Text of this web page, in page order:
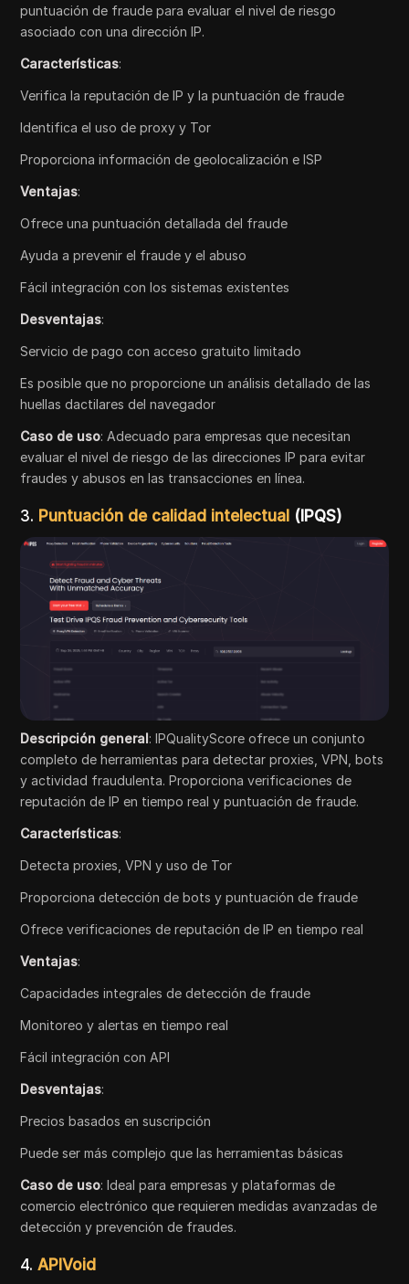
puntuación de fraude para evaluar el nivel de riesgo
asociado con una dirección IP.
Características:
Verifica la reputación de IP y la puntuación de fraude
Identifica el uso de proxy y Tor
Proporciona información de geolocalización e ISP
Ventajas:
Ofrece una puntuación detallada del fraude
Ayuda a prevenir el fraude y el abuso
Fácil integración con los sistemas existentes
Desventajas:
Servicio de pago con acceso gratuito limitado
Es posible que no proporcione un análisis detallado de las
huellas dactilares del navegador
Caso de uso: Adecuado para empresas que necesitan
evaluar el nivel de riesgo de las direcciones IP para evitar
fraudes y abusos en las transacciones en línea.
3. Puntuación de calidad intelectual (IPQS)
Descripción general : IPQualityScore ofrece un conjunto
completo de herramientas para detectar proxies, VPN, bots
y actividad fraudulenta. Proporciona verificaciones de
reputación de IP en tiempo real y puntuación de fraude.
Características:
Detecta proxies, VPN y uso de Tor
Proporciona detección de bots y puntuación de fraude
Ofrece verificaciones de reputación de IP en tiempo real
Ventajas:
Capacidades integrales de detección de fraude
Monitoreo y alertas en tiempo real
Fácil integración con API
Desventajas:
Precios basados en suscripción
Puede ser más complejo que las herramientas básicas
Caso de uso: Ideal para empresas y plataformas de
comercio electrónico que requieren medidas avanzadas de
detección y prevención de fraudes.
4.APIVoid